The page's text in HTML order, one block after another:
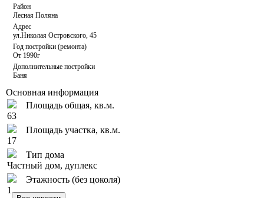
Район
Лесная Поляна
Адрес
ул.Николая Островского, 45
Год постройки (ремонта)
От 1990г
Дополнительные постройки
Баня
Основная информация
Площадь общая, кв.м.
63
Площадь участка, кв.м.
17
Тип дома
Частный дом, дуплекс
Этажность (без цоколя)
1